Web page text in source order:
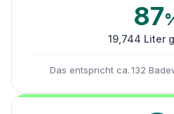
87
19,744 Liter
Das entspricht ca. 132